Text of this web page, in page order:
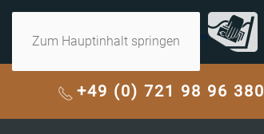
Zum Hauptinhalt springen
+49 (0) 721 98 96 380